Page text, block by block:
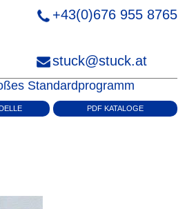
+43(0)676 955 8765
stuck@stuck.at
Standardprogramm
PDF KATALOGE